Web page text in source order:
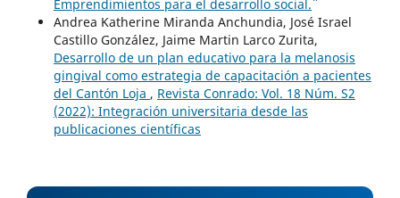
¨Emprendimientos para el desarrollo social.¨
Andrea Katherine Miranda Anchundia, José Israel
Castillo González, Jaime Martin Larco Zurita,
Desarrollo de un plan educativo para la melanosis
gingival como estrategia de capacitación a pacientes
del Cantón Loja , Revista Conrado: Vol. 18 Núm. S2
(2022): Integración universitaria desde las
publicaciones científicas